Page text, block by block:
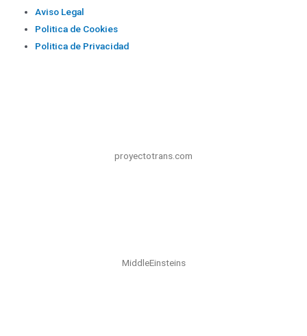
Aviso Legal
Politica de Cookies
Politica de Privacidad
proyectotrans.com
MiddleEinsteins